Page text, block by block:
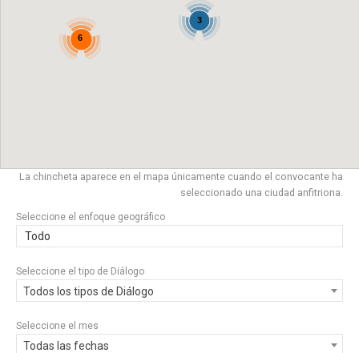
3
6
La chincheta aparece en el mapa únicamente cuando el convocante ha
seleccionado una ciudad anfitriona.
Seleccione el enfoque geográfico
Todo
Seleccione el tipo de Diálogo
Todos los tipos de Diálogo
Seleccione el mes
Todas las fechas